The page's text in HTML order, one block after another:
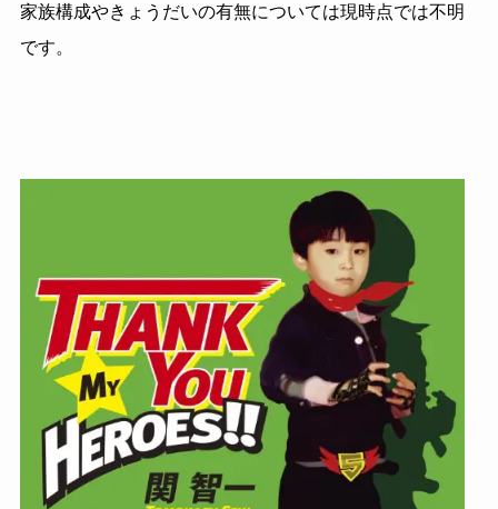
家族構成やきょうだいの有無については現時点では不明
です。